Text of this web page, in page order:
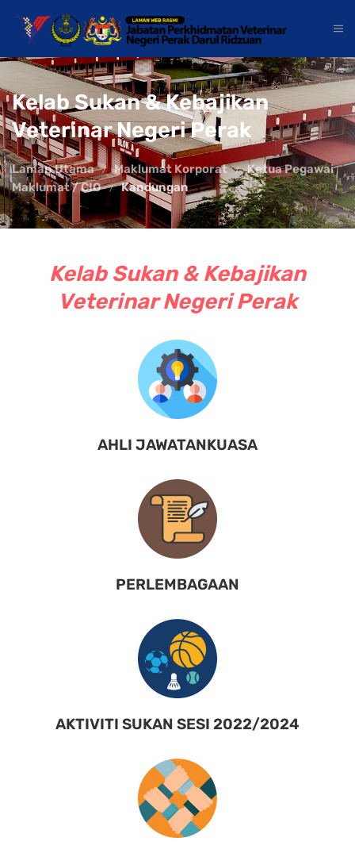
Kelab Sukan & Kebajikan
Veterinar Negeri Perak
Laman Utama Maklumat Korporat
Ketua Pegawai
Maklumat / CIO
Kandungan
Kelab Sukan & Kebajikan
Veterinar Negeri Perak
AHLI JAWATANKUASA
PERLEMBAGAAN
AKTIVITI SUKAN SESI 2022/2024